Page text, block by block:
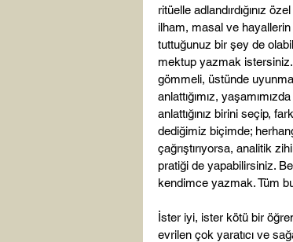
ritüelle adlandırdığınız
ilham, masal ve
tuttuğunuz bir şey de
mektup yazmak istersiniz.
gömmeli, üstünde
anlattığımız,
anlattığınız birini seçip,
dediğimiz biçimde;
çağrıştırıyorsa, analitik
pratiği de yapabilirsiniz.
kendimce yazmak. Tüm
İster iyi, ister kötü bir
evrilen çok yaratıcı ve